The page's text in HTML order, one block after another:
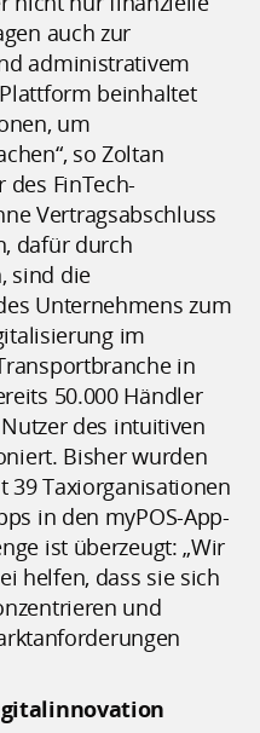
auch zur
administrativem
beinhaltet
um
so Zoltan
des FinTech-
Vertragsabschluss
dafür durch
sind die
Unternehmens zum
im
in
50.000 Händler
des intuitiven
Bisher wurden
39 Taxiorganisationen
in den myPOS-App-
ist überzeugt: „Wir
helfen, dass sie sich
und